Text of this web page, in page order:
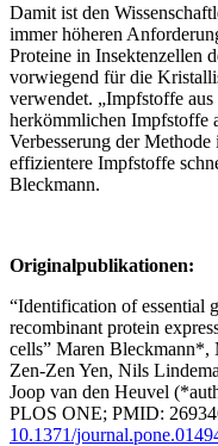
Damit ist den
immer höheren
Proteine in Insektenzellen
vorwiegend für die
verwendet. „Impfstoffe
herkömmlichen Impfstoffe
Verbesserung der
effizientere Impfstoffe
Bleckmann.
Originalpublikationen:
“Identification of essential
recombinant protein
cells” Maren Bleckmann*,
Zen-Zen Yen, Nils
Joop van den Heuvel
PLOS ONE; PMID:
10.1371/